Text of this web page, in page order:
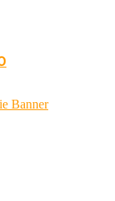
Banner